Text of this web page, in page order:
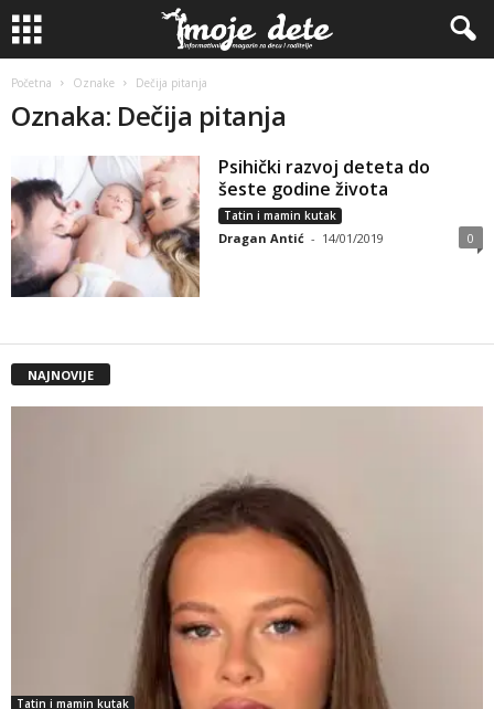
Početna Oznake Dečija pitanja
Oznaka: Dečija pitanja
Psihički razvoj deteta do
šeste godine života
Tatin i mamin kutak
Dragan Antić - 14/01/2019 0
NAJNOVIJE
Tatin i mamin kutak